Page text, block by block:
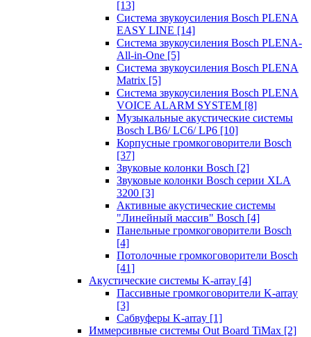
[13]
Система звукоусиления Bosch PLENA
EASY LINE [14]
Система звукоусиления Bosch PLENA-
All-in-One [5]
Система звукоусиления Bosch PLENA
Matrix [5]
Система звукоусиления Bosch PLENA
VOICE ALARM SYSTEM [8]
Музыкальные акустические системы
Bosch LB6/ LC6/ LP6 [10]
Корпусные громкоговорители Bosch
[37]
Звуковые колонки Bosch [2]
Звуковые колонки Bosch серии XLA
3200 [3]
Активные акустические системы
"Линейный массив" Bosch [4]
Панельные громкоговорители Bosch
[4]
Потолочные громкоговорители Bosch
[41]
Акустические системы K-array [4]
Пассивные громкоговорители K-array
[3]
Сабвуферы K-array [1]
Иммерсивные системы Out Board TiMax [2]